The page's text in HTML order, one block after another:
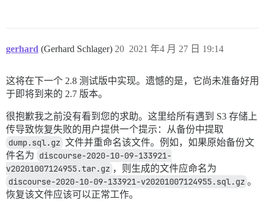
gerhard (Gerhard Schlager) 2021 年4 月 27 日 19:14
20
这将在下一个 2.8 测试版中实现。遗憾的是，它尚未准备好用
于即将到来的 2.7 版本。
很抱歉我之前没有看到您的求助。这里给所有遇到 S3 存储上
传导致恢复失败的用户提供一个提示：从备份中提取
dump.sql.gz 文件并重命名该文件。例如，如果原始备份文
件名为 discourse-2020-10-09-133921-
v20201007124955.tar.gz ，则生成的文件应命名为
discourse-2020-10-09-133921-v20201007124955.sql.gz 。
恢复该文件应该可以正常工作。